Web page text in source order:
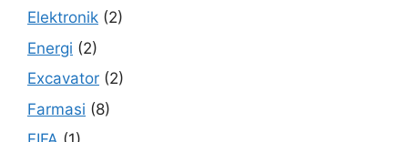
Elektronik (2)
Energi (2)
Excavator (2)
Farmasi (8)